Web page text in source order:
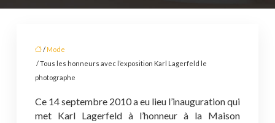
/ Mode
/ Tous les honneurs avec l’exposition Karl Lagerfeld le
photographe
Ce 14 septembre 2010 a eu lieu l’inauguration qui
met Karl Lagerfeld à l’honneur à la Maison